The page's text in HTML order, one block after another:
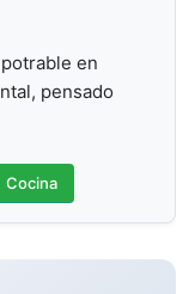
en
pensado
Cocina